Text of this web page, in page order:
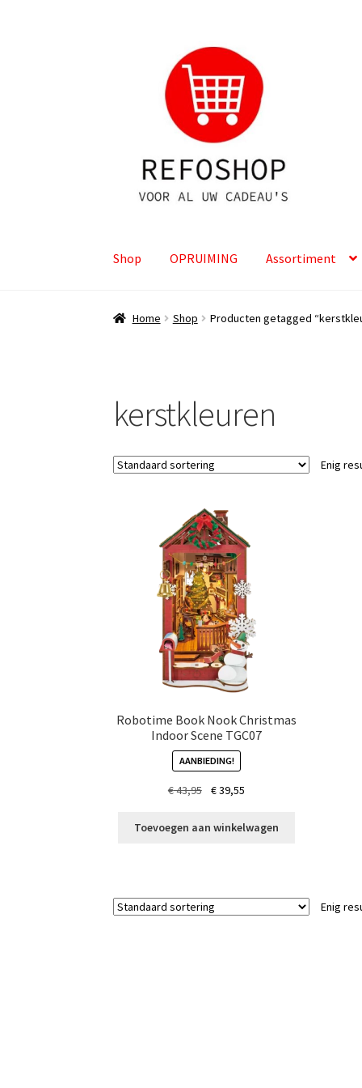
Shop OPRUIMING Assortiment
Home Shop Producten getagged
kerstkleuren
Enig
Robotime Book Nook Christmas
Indoor Scene TGC07
AANBIEDING!
€43,95
Oorspronkelijke
was:
€39,55
is:
Toevoegen aan winkelwagen
Enig